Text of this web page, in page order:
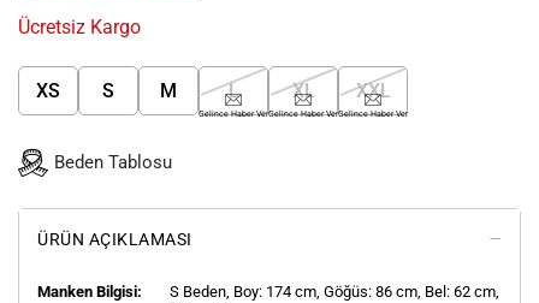
Ücretsiz Kargo
XS S M L
Gelince Haber Ver
XL
Gelince Haber Ver
XXL
Gelince Haber Ver
Beden Tablosu
ÜRÜN AÇIKLAMASI
Manken Bilgisi: S Beden, Boy: 174 cm, Göğüs: 86 cm, Bel: 62 cm,